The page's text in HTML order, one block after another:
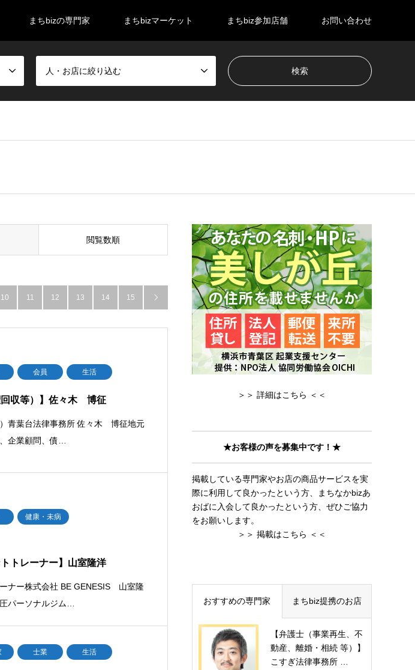
まちbizの専門家 まちbizマーケット まちbiz参加店舗 お問い合わせ
人・お店に絞り込む
閲覧数順
10 11 12 13 14 15 
会員 生活
回収等）】佐々木 博征
青葉台法律事務所 佐々木 博征地元
企業顧問、債…
健康・未病
トレーナー】山室隆洋
ナー株式会社 BE GENESIS 山室隆
パーソナルジム…
士業 生活
＞＞ 詳細はこちら ＜＜
★お客様の声を募集中です！★
掲載している専門家やお店の商品サービスを実
際に利用して良かったという方、まちなかbizあ
おばに入会して良かったという方、ぜひご協力
をお願いします。
＞＞ 掲載はこちら ＜＜
おすすめの専門家 まちbiz提携のお店
【弁護士（事業再生、不
動産、離婚・相続 等）】
こすぎ法律事務所 …